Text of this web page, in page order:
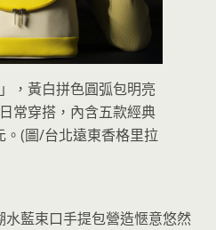
，黃白拼色圓弧包明亮
常穿搭，內含五款經典
。(圖/台北遠東香格里拉
藍束口手提包營造愜意悠然